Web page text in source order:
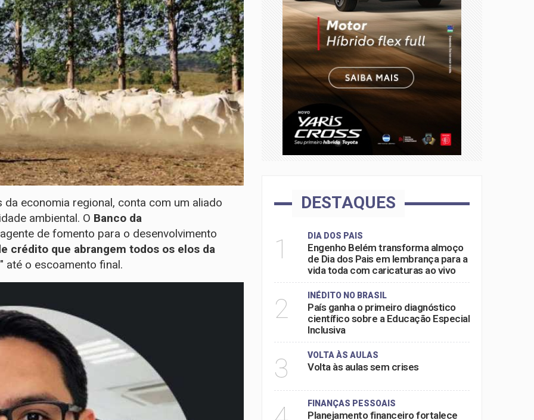
economia regional, conta com um aliado
ambiental. O Banco da
de fomento para o desenvolvimento
crédito que abrangem todos os elos da
o escoamento final.
DESTAQUES
1 DIA DOS PAIS
Engenho Belém transforma almoço
de Dia dos Pais em lembrança para a
vida toda com caricaturas ao vivo
2 INÉDITO NO BRASIL
País ganha o primeiro diagnóstico
científico sobre a Educação Especial
Inclusiva
3 VOLTA ÀS AULAS
Volta às aulas sem crises
FINANÇAS PESSOAIS
Planejamento financeiro fortalece